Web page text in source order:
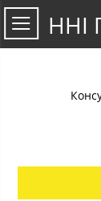
ННІ